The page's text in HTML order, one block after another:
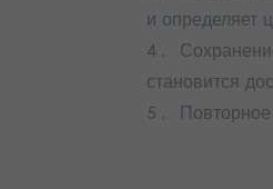
и определяет
становится